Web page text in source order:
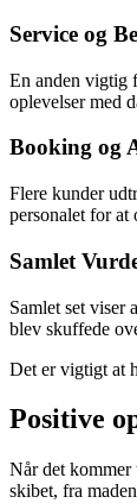
Service og
En anden vigtig
oplevelser med
Booking og
Flere kunder
personalet for
Samlet
Samlet set viser
blev skuffede
Det er vigtigt at
Positive
Når det kommer
skibet, fra